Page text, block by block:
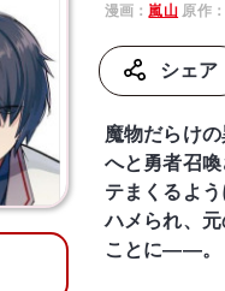
漫画： 嵐山 原作：
シェア
魔物だらけ
へと勇者召
テまくるよ
ハメられ、
ことに――。